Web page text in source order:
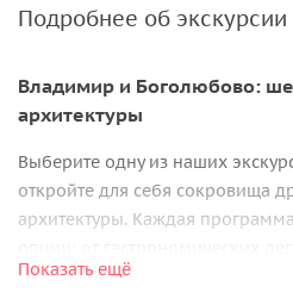
Подробнее об экскурсии
Владимир и Боголюбово:
архитектуры
Выберите одну из наших
откройте для себя сокровища
архитектуры. Каждая
старинной аптеки до
Показать ещё